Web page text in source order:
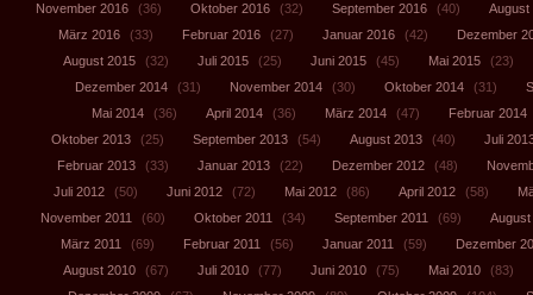
November 2016
(36) Oktober 2016 (32) September 2016 (40)
August
März 2016
(33) Februar 2016 (27) Januar 2016 (42)
Dezember
August 2015
(32) Juli 2015 (25) Juni 2015 (45) Mai 2015
(23)
Dezember 2014
(31) November 2014 (30) Oktober 2014 (31)
Mai 2014
(36) April 2014 (36) März 2014 (47) Februar 2014
Oktober 2013
(25) September 2013 (54) August 2013 (40)
Juli
Februar 2013
(33) Januar 2013 (22) Dezember 2012 (48)
Juli 2012
(50) Juni 2012 (72) Mai 2012 (86) April 2012 (58)
November 2011
(60) Oktober 2011 (34) September 2011 (69)
August
März 2011
(69) Februar 2011 (56) Januar 2011 (59)
Dezember
August 2010
(67) Juli 2010 (77) Juni 2010 (75) Mai 2010
(83)